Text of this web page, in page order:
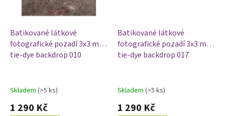
Batikované látkové
fotografické pozadí 3x3 m,
tie-dye backdrop 010
Skladem (>5 ks)
1 290 Kč
Batikované látkové
fotografické pozadí 3x3 m,
tie-dye backdrop 017
Skladem (>5 ks)
1 290 Kč